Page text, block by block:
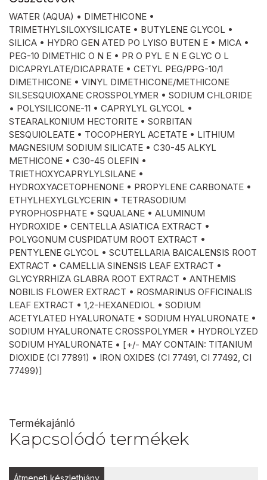
WATER (AQUA) • DIMETHICONE •
TRIMETHYLSILOXYSILICATE • BUTYLENE GLYCOL •
SILICA • HYDRO GEN ATED PO LYISO BUTEN E • MICA •
PEG-10 DIMETHIC O N E • PR O PYL E N E GLYC O L
DICAPRYLATE/DICAPRATE • CETYL PEG/PPG-10/1
DIMETHICONE • VINYL DIMETHICONE/METHICONE
SILSESQUIOXANE CROSSPOLYMER • SODIUM CHLORIDE
• POLYSILICONE-11 • CAPRYLYL GLYCOL •
STEARALKONIUM HECTORITE • SORBITAN
SESQUIOLEATE • TOCOPHERYL ACETATE • LITHIUM
MAGNESIUM SODIUM SILICATE • C30-45 ALKYL
METHICONE • C30-45 OLEFIN •
TRIETHOXYCAPRYLYLSILANE •
HYDROXYACETOPHENONE • PROPYLENE CARBONATE •
ETHYLHEXYLGLYCERIN • TETRASODIUM
PYROPHOSPHATE • SQUALANE • ALUMINUM
HYDROXIDE • CENTELLA ASIATICA EXTRACT •
POLYGONUM CUSPIDATUM ROOT EXTRACT •
PENTYLENE GLYCOL • SCUTELLARIA BAICALENSIS ROOT
EXTRACT • CAMELLIA SINENSIS LEAF EXTRACT •
GLYCYRRHIZA GLABRA ROOT EXTRACT • ANTHEMIS
NOBILIS FLOWER EXTRACT • ROSMARINUS OFFICINALIS
LEAF EXTRACT • 1,2-HEXANEDIOL • SODIUM
ACETYLATED HYALURONATE • SODIUM HYALURONATE •
SODIUM HYALURONATE CROSSPOLYMER • HYDROLYZED
SODIUM HYALURONATE • [+/- MAY CONTAIN: TITANIUM
DIOXIDE (CI 77891) • IRON OXIDES (CI 77491, CI 77492, CI
77499)]
Termékajánló
Kapcsolódó termékek